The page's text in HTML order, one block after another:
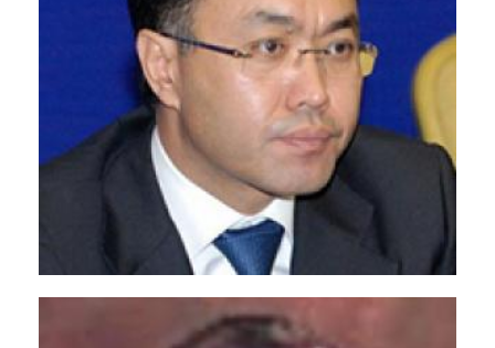
Алла Манилова
<p>Заместитель министра культуры,